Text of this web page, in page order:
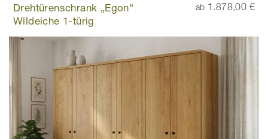
Drehtürenschrank „Egon“
Wildeiche 1-türig
ab 1.878,00 €